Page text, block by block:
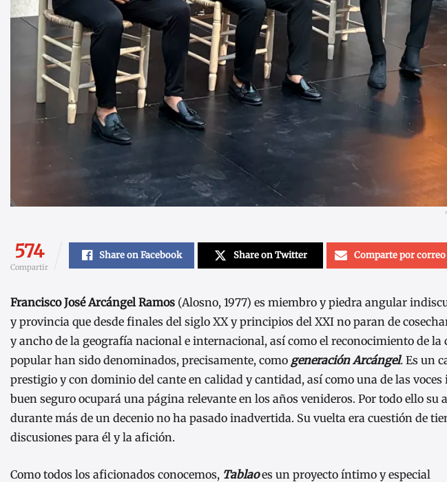
574
Compartir
Share on Facebook Share on Twitter Comparte por correo
Francisco José Arcángel Ramos (Alosno, 1977) es miembro y piedra angular
y provincia que desde finales del siglo XX y principios del XXI no paran de
y ancho de la geografía nacional e internacional, así como el reconocimiento de
popular han sido denominados, precisamente, como generación Arcángel. Es un
prestigio y con dominio del cante en calidad y cantidad, así como una de las
buen seguro ocupará una página relevante en los años venideros. Por todo ello su
durante más de un decenio no ha pasado inadvertida. Su vuelta era cuestión de
discusiones para él y la afición.
Como todos los aficionados conocemos, Tablaoes un proyecto íntimo y especial